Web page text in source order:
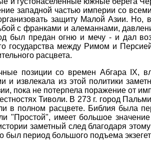
западной частью империи со
защиту Малой Азии. Но,
с франками и алеманнами,
был предан огню и мечу - и дал
государства между Римом и
расцвета.
позиции со времен Абгара IX,
извлекала из этой политики
пока не потерпела поражение от
Тиволи. В 273 г. город
в полном расцвете. Библия была
"Простой", имеет большое
заметный след благодаря
период большого подъема